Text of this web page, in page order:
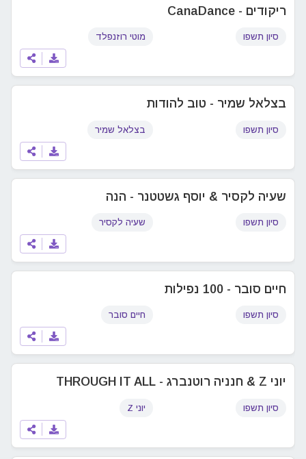
ריקודים - CanaDance
סיון תשפו מוטי רוזנפלד
בצלאל שמיר - טוב להודות
סיון תשפו בצלאל שמיר
שעיה לקסיר & יוסף גשטטנר - הנה
סיון תשפו שעיה לקסיר
חיים סובר - 100 נפילות
סיון תשפו חיים סובר
יוני Z & חנניה רוטנברג - THROUGH IT ALL
סיון תשפו יוני Z